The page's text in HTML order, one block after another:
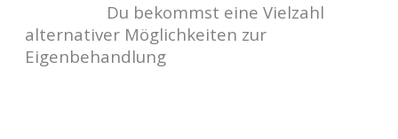
Du bekommst eine Vielzahl
alternativer Möglichkeiten zur
Eigenbehandlung